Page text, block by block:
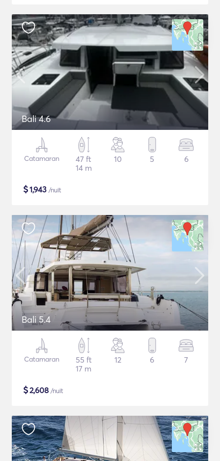
Bali 4.6
Catamaran
47 ft
14 m
10 5 6
$1,943 /nuit
Bali 5.4
Catamaran
55 ft
17 m
12 6 7
$2,608 /nuit